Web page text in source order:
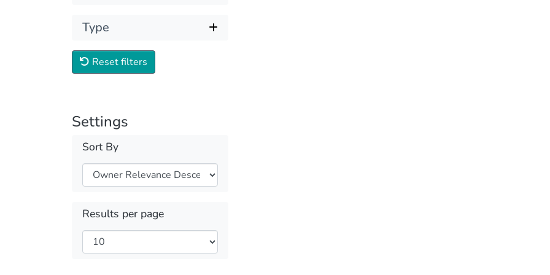
Type
Reset filters
Settings
Sort By
Results per page
ცვალებადობის გამომწვევი მიზეზების
შევეცდები მაქსიმალურად ამომწურავად